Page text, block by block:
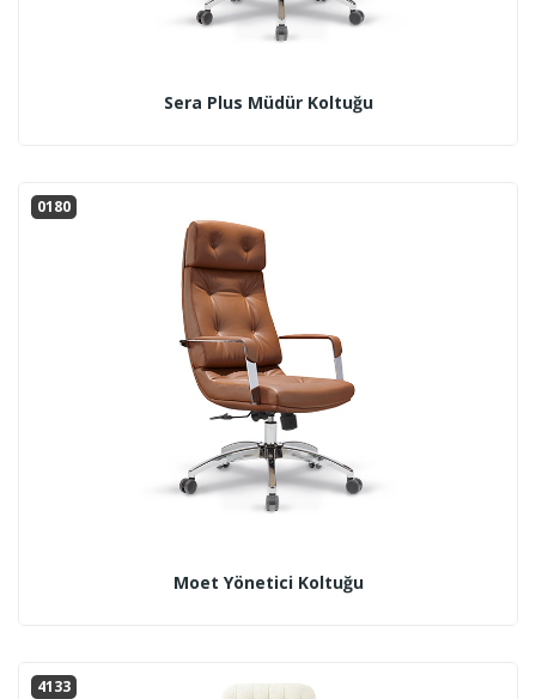
Sera Plus Müdür Koltuğu
0180
Moet Yönetici Koltuğu
4133